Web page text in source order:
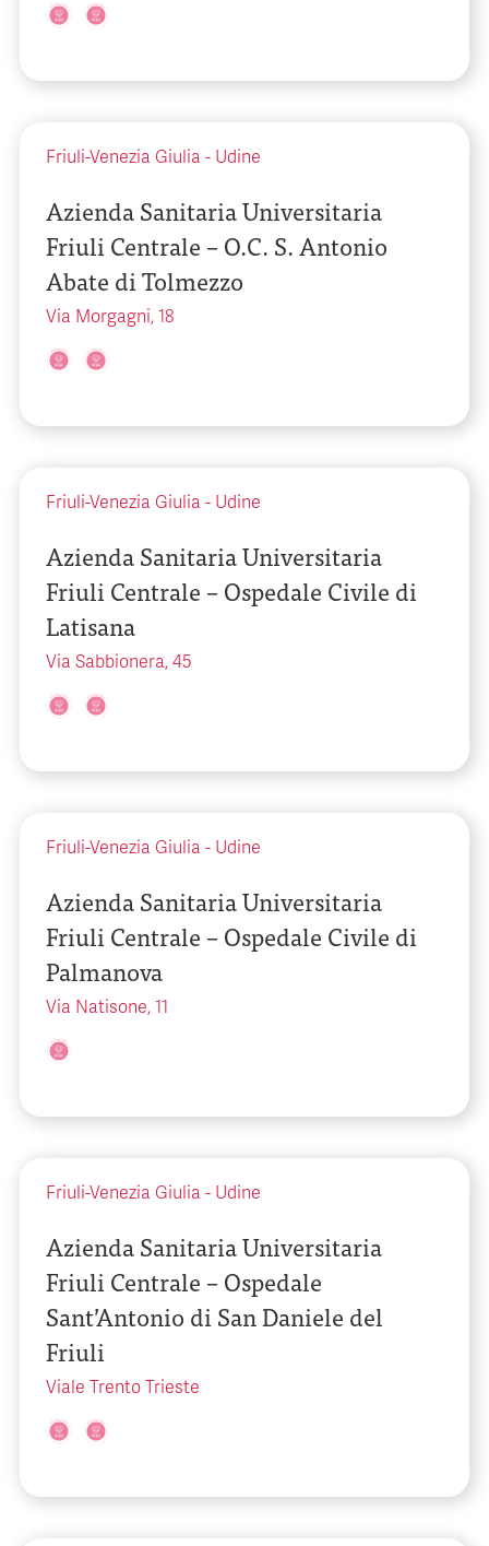
Friuli-Venezia Giulia - Udine
Azienda Sanitaria Universitaria
Friuli Centrale – O.C. S. Antonio
Abate di Tolmezzo
Via Morgagni, 18
Friuli-Venezia Giulia - Udine
Azienda Sanitaria Universitaria
Friuli Centrale – Ospedale Civile di
Latisana
Via Sabbionera, 45
Friuli-Venezia Giulia - Udine
Azienda Sanitaria Universitaria
Friuli Centrale – Ospedale Civile di
Palmanova
Via Natisone, 11
Friuli-Venezia Giulia - Udine
Azienda Sanitaria Universitaria
Friuli Centrale – Ospedale
Sant’Antonio di San Daniele del
Friuli
Viale Trento Trieste